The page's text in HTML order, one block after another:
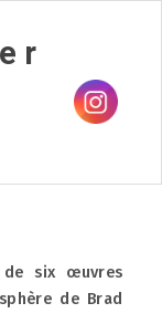
six œuvres
de Brad